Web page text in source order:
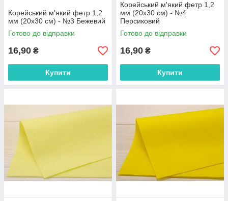
Корейський м'який фетр 1,2
мм (20х30 см) - №3 Бежевий
Готово до відправки
16,90 ₴
Купити
Корейський м'який фетр 1,2
мм (20х30 см) - №4
Персиковий
Готово до відправки
16,90 ₴
Купити